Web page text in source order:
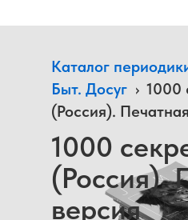
Каталог
Быт. Досуг › 1000
(Россия).
1000
(Россия).
версия